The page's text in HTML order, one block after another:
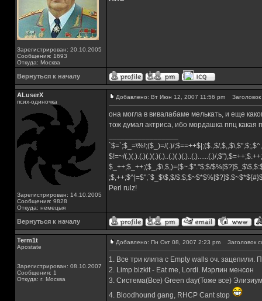
Зарегистрирован: 20.10.2005
Сообщения: 1693
Откуда: Москва
Вернуться к началу
ALuserX
псих-одиночка
Зарегистрирован: 14.10.2005
Сообщения: 9828
Откуда: немецыя
Добавлено: Вт Июн 12, 2007 11:56 pm
она могла в вивалабаме мелькать, и еще
тож думал актриса, ибо мордашка ппц какая
`$=`;$_=\%!;($_)=/(.)/;$==++$|;($.,$/
$!=~/(.)(.).(.)(.)(.)(.)..(.)(.)(.)..(.)......(.)/
$_++;$_++;($_,$\,$,)=($~.$"."$;$/
;$,++;$^|=$";`$_$\$,$/
Perl rulz!
Вернуться к началу
Term1t
Apostate
Зарегистрирован: 08.10.2007
Сообщения: 1
Откуда: г. Москва
Добавлено: Пн Окт 08, 2007 2:23 pm Заголовок
1. Все три клипа с Empty walls оч. зацепили.
2. Limp bizkit - Eat me, Lordi. Мэрлин менсон
3. Система(Все) Green day(Тоже все)
4. Bloodhound gang, RHCP Cant stop